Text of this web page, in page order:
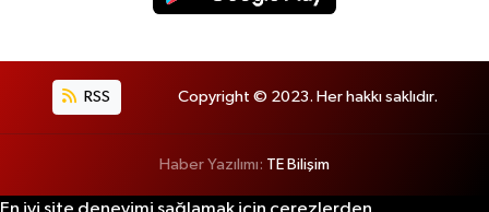
RSS Copyright © 2023. Her hakkı saklıdır.
Haber Yazılımı: TE Bilişim